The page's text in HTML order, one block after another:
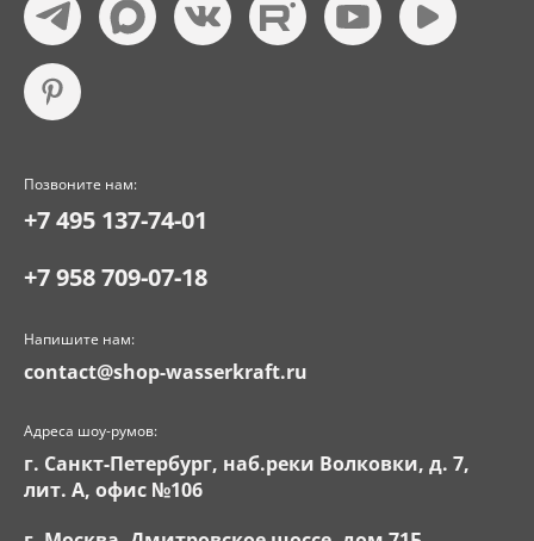
Позвоните нам:
+7 495 137-74-01
+7 958 709-07-18
Напишите нам:
contact@shop-wasserkraft.ru
Адреса шоу-румов:
г. Санкт-Петербург, наб.реки Волковки, д. 7,
лит. А, офис №106